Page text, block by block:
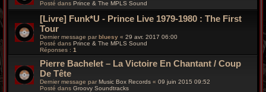
Posté dans Prince & The MPLS Sound
[Livre] Funk*U - Prince Live 1979-1980 : The First
Tour
Dernier message par bluesy « 29 avr. 2017 06:00
Posté dans Prince & The MPLS Sound
Réponses : 1
Pierre Bachelet – La Victoire En Chantant / Coup
De Tête
Dernier message par Music Box Records « 09 juin 2015 09:52
Posté dans Groovy Soundtracks